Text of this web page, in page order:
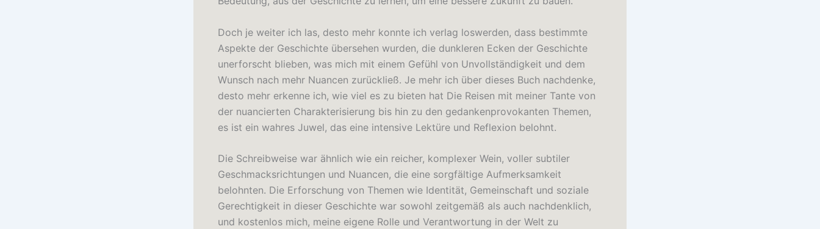
Doch je weiter ich las, desto mehr konnte ich verlag loswerden, dass bestimmte
Aspekte der Geschichte übersehen wurden, die dunkleren Ecken der Geschichte
unerforscht blieben, was mich mit einem Gefühl von Unvollständigkeit und dem
Wunsch nach mehr Nuancen zurückließ. Je mehr ich über dieses Buch nachdenke,
desto mehr erkenne ich, wie viel es zu bieten hat Die Reisen mit meiner Tante von
der nuancierten Charakterisierung bis hin zu den gedankenprovokanten Themen,
es ist ein wahres Juwel, das eine intensive Lektüre und Reflexion belohnt.
Die Schreibweise war ähnlich wie ein reicher, komplexer Wein, voller subtiler
Geschmacksrichtungen und Nuancen, die eine sorgfältige Aufmerksamkeit
belohnten. Die Erforschung von Themen wie Identität, Gemeinschaft und soziale
Gerechtigkeit in dieser Geschichte war sowohl zeitgemäß als auch nachdenklich,
und kostenlos mich, meine eigene Rolle und Verantwortung in der Welt zu